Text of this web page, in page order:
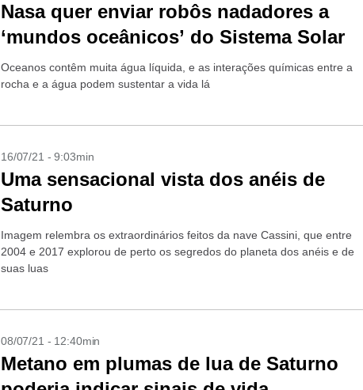
Nasa quer enviar robôs nadadores a
‘mundos oceânicos’ do Sistema Solar
Oceanos contêm muita água líquida, e as interações químicas entre a
rocha e a água podem sustentar a vida lá
16/07/21 - 9:03min
Uma sensacional vista dos anéis de
Saturno
Imagem relembra os extraordinários feitos da nave Cassini, que entre
2004 e 2017 explorou de perto os segredos do planeta dos anéis e de
suas luas
08/07/21 - 12:40min
Metano em plumas de lua de Saturno